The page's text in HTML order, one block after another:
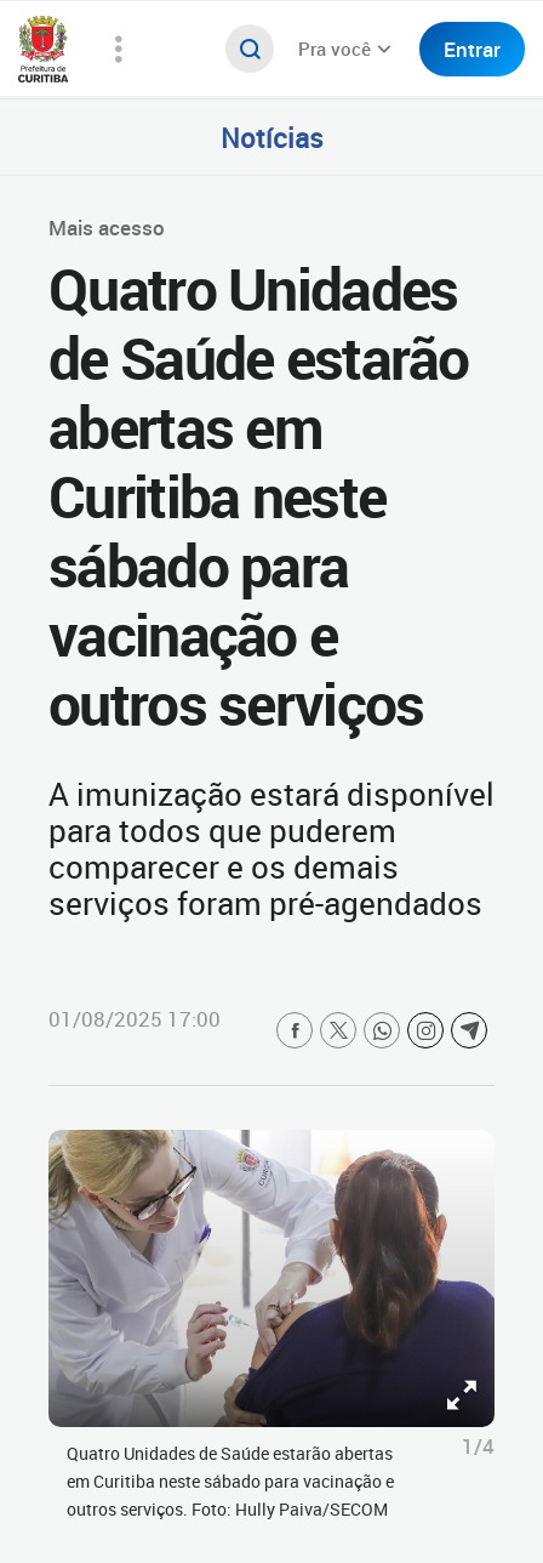
Pra você Entrar
Notícias
Mais acesso
Quatro Unidades
de Saúde estarão
abertas em
Curitiba neste
sábado para
vacinação e
outros serviços
A imunização estará disponível
para todos que puderem
comparecer e os demais
serviços foram pré-agendados
01/08/2025 17:00
Quatro Unidades de Saúde estarão abertas
em Curitiba neste sábado para vacinação e
outros serviços. Foto: Hully Paiva/SECOM
1/4